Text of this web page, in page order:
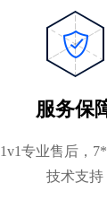
服务保
1v1专业售后，
技术支持